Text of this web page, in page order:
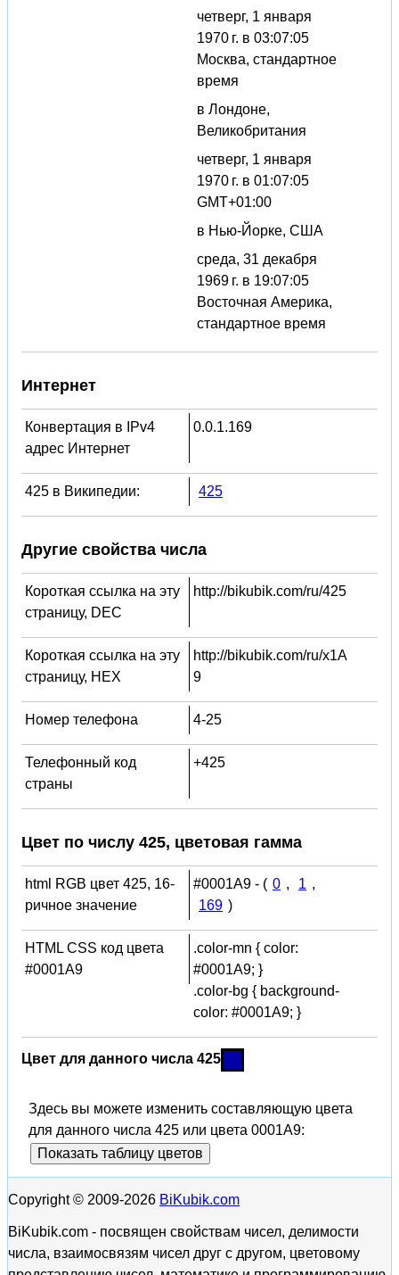
четверг, 1 января
1970 г. в 03:07:05
Москва, стандартное
время
в Лондоне,
Великобритания
четверг, 1 января
1970 г. в 01:07:05
GMT+01:00
в Нью-Йорке, США
среда, 31 декабря
1969 г. в 19:07:05
Восточная Америка,
стандартное время
Интернет
Конвертация в IPv4
адрес Интернет
0.0.1.169
425 в Википедии: 425
Другие свойства числа
Короткая ссылка на эту
страницу, DEC
http://bikubik.com/ru/425
Короткая ссылка на эту
страницу, HEX
http://bikubik.com/ru/x1A
9
Номер телефона 4-25
Телефонный код
страны
+425
Цвет по числу 425, цветовая гамма
html RGB цвет 425, 16-
ричное значение
#0001A9 - ( 0 , 1 ,
169 )
HTML CSS код цвета
#0001A9
.color-mn { color:
#0001A9; }
.color-bg { background-
color: #0001A9; }
Цвет для данного числа 425
Здесь вы можете изменить составляющую цвета
для данного числа 425 или цвета 0001A9:
Показать таблицу цветов
Copyright © 2009-2026 BiKubik.com
BiKubik.com - посвящен свойствам чисел, делимости
числа, взаимосвязям чисел друг с другом, цветовому